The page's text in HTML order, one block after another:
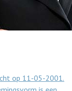
op 11-05-2001.